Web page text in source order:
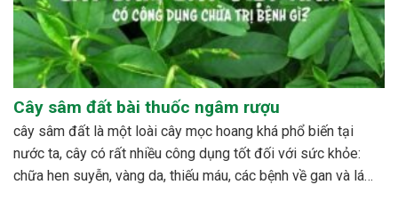
Cây sâm đất bài thuốc ngâm rượu
cây sâm đất là một loài cây mọc hoang khá phổ biến tại
nước ta, cây có rất nhiều công dụng tốt đối với sức khỏe:
chữa hen suyễn, vàng da, thiếu máu, các bệnh về gan và lá